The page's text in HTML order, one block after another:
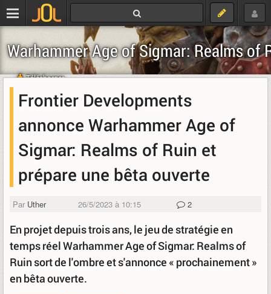
Warhammer Age of Sigmar: Realms of
Télécharger
Frontier Developments
annonce Warhammer Age of
Sigmar: Realms of Ruin et
prépare une bêta ouverte
Par Uther 26/5/2023 à 10:15 2
En projet depuis trois ans, le jeu de stratégie en
temps réel Warhammer Age of Sigmar: Realms of
Ruin sort de l'ombre et s'annonce « prochainement »
en bêta ouverte.